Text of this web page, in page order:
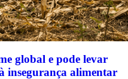
global e pode levar
insegurança alimentar